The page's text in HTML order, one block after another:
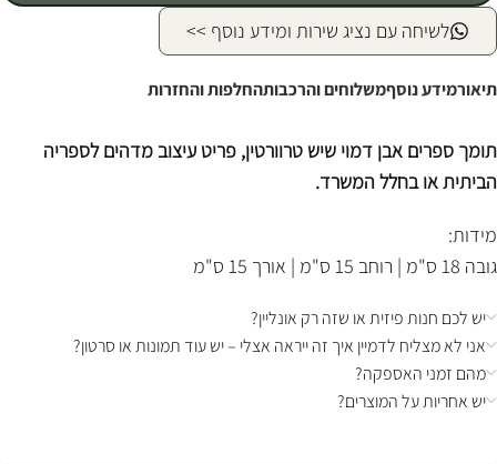
לשיחה עם נציג שירות ומידע נוסף >>
תיאורמידע נוסףמשלוחים והרכבותהחלפות והחזרות
תומך ספרים אבן דמוי שיש טרוורטין, פריט עיצוב מדהים לספריה
הביתית או בחלל המשרד.
מידות:
גובה 18 ס"מ | רוחב 15 ס"מ | אורך 15 ס"מ
יש לכם חנות פיזית או שזה רק אונליין?
אני לא מצליח לדמיין איך זה ייראה אצלי – יש עוד תמונות או סרטון?
מהם זמני האספקה?
יש אחריות על המוצרים?